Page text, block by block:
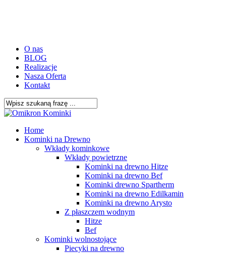
O nas
BLOG
Realizacje
Nasza Oferta
Kontakt
Close
search
Menu
Home
Kominki na Drewno
Wkłady kominkowe
Wkłady powietrzne
Kominki na drewno Hitze
Kominki na drewno Bef
Kominki drewno Spartherm
Kominki na drewno Edilkamin
Kominki na drewno Arysto
Z płaszczem wodnym
Hitze
Bef
Kominki wolnostojące
Piecyki na drewno